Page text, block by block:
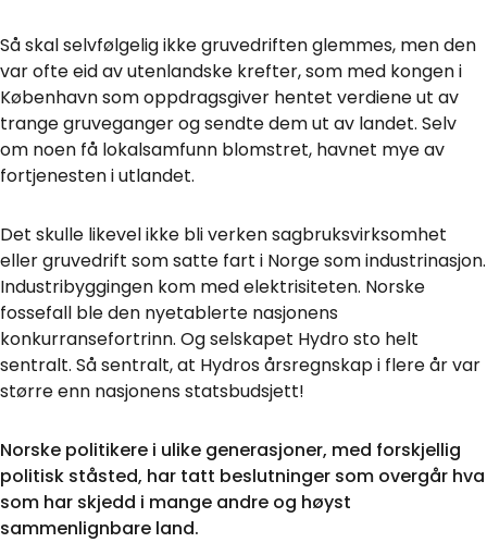
Så skal selvfølgelig ikke gruvedriften glemmes, men den
var ofte eid av utenlandske krefter, som med kongen i
København som oppdragsgiver hentet verdiene ut av
trange gruveganger og sendte dem ut av landet. Selv
om noen få lokalsamfunn blomstret, havnet mye av
fortjenesten i utlandet.
Det skulle likevel ikke bli verken sagbruksvirksomhet
eller gruvedrift som satte fart i Norge som industrinasjon.
Industribyggingen kom med elektrisiteten. Norske
fossefall ble den nyetablerte nasjonens
konkurransefortrinn. Og selskapet Hydro sto helt
sentralt. Så sentralt, at Hydros årsregnskap i flere år var
større enn nasjonens statsbudsjett!
Norske politikere i ulike generasjoner, med forskjellig
politisk ståsted, har tatt beslutninger som overgår hva
som har skjedd i mange andre og høyst
sammenlignbare land.